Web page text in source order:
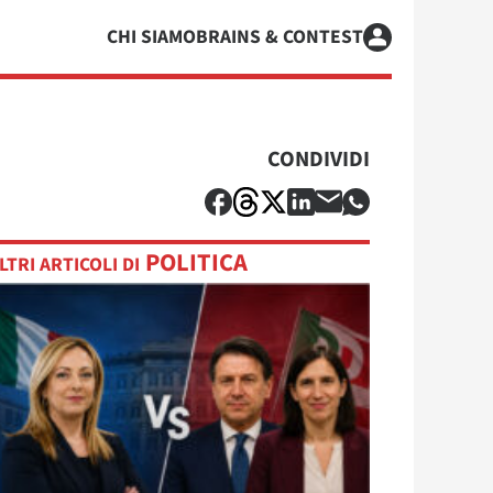
CHI SIAMOBRAINS & CONTEST
CONDIVIDI
ARTICOLI DI POLITICA